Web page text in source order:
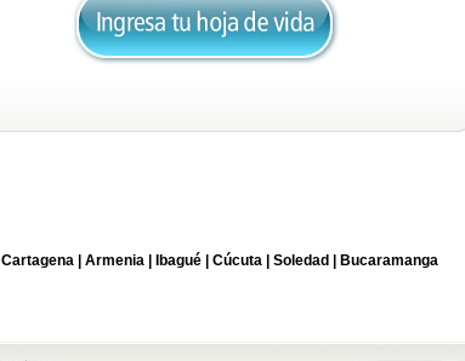
Cartagena | Armenia | Ibagué | Cúcuta | Soledad | Bucaramanga